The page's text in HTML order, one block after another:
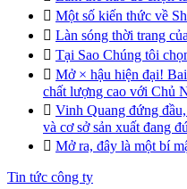
 Một số kiến thức về
 Làn sóng thời trang
 Tại Sao Chúng tôi
 Mở × hậu hiện đại!
chất lượng cao với Chủ
 Vinh Quang đứng
và cơ sở sản xuất đang
 Mở ra, đây là một bí
Tin tức công ty